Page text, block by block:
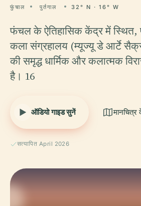
फुंचाल पुर्तगाल 32° N · 16° W
फंचल के ऐतिहासिक केंद्र में स्थित,
कला संग्रहालय (म्यूज्यू डे आर्टे
की समृद्ध धार्मिक और कलात्मक
है। 16
ऑडियो गाइड सुनें
सत्यापित April 2026